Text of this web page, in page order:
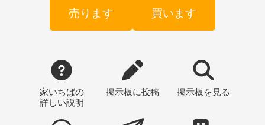
売ります 買います
家いちばの
詳しい説明
掲示板に投稿 掲示板 を見る